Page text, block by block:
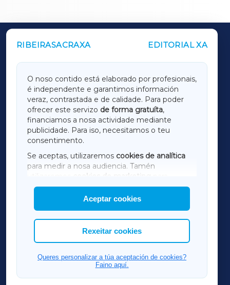
RIBEIRASACRAXA EDITORIAL XA
O noso contido está elaborado por profesionais,
é independente e garantimos información
veraz, contrastada e de calidade. Para poder
ofrecer este servizo de forma gratuíta,
financiamos a nosa actividade mediante
publicidade. Para iso, necesitamos o teu
consentimento.
Se aceptas, utilizaremos cookies de analítica
para medir a nosa audiencia. Tamén
utilizaremos
cookies de marketing
mostrar publicidade de terceiros.
Así mesmo, podes personalizar a elección das
cookies que desexas permitir.
Aceptar cookies
Rexeitar cookies
Queres personalizar a túa aceptación de cookies?
Faino aquí.
OUTROS PERIÓDICOS
LUGOXA
TERRACHAXA
AMARIÑAXA
RIBEIRASACRAXA
ACORUÑAXA
FERROLXA
OURENSEXA